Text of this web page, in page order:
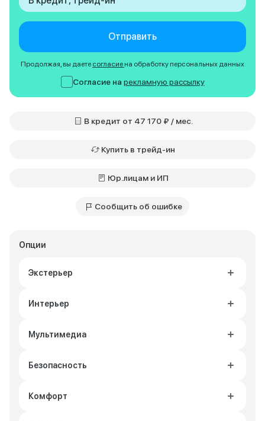
Опции
Экстерьер
Интерьер
Мультимедиа
Безопасность
Комфорт
Отправить
Продолжая, вы даете согласие на обработку персональных данных
Согласие на рекламную рассылку
В кредит от 47 170 ₽ / мес.
Купить в трейд-ин
Юр.лицам и ИП
Сообщить об ошибке